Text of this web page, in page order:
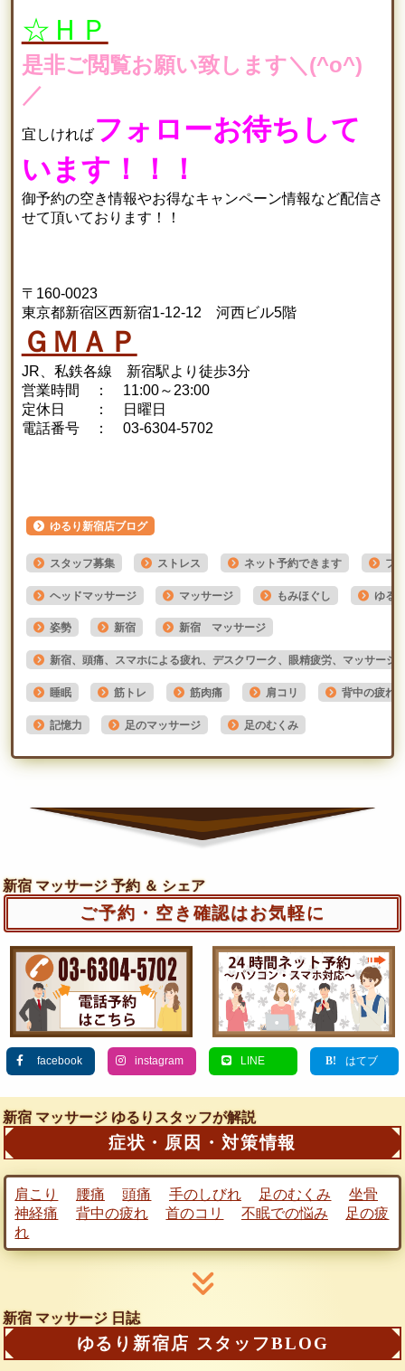
☆ＨＰ
是非ご閲覧お願い致します＼(^o^)
／
宜しければフォローお待ちして
います！！！
御予約の空き情報やお得なキャンペーン情報など配信さ
せて頂いております！！
〒160-0023
東京都新宿区西新宿1-12-12 河西ビル5階
ＧＭＡＰ
JR、私鉄各線 新宿駅より徒歩3分
営業時間 ： 11:00～23:00
定休日 ： 日曜日
電話番号 ： 03-6304-5702
ゆるり新宿店ブログ
スタッフ募集 ストレス ネット予約できます フ
ヘッドマッサージ マッサージ もみほぐし ゆる
姿勢 新宿 新宿 マッサージ
新宿、頭痛、スマホによる疲れ、デスクワーク、眼精疲労、マッサー
睡眠 筋トレ 筋肉痛 肩コリ 背中の疲れ
記憶力 足のマッサージ 足のむくみ
新宿 マッサージ 予約 ＆ シェア
ご予約・空き確認はお気軽に
facebook instagram LINE はてブ
新宿 マッサージ ゆるりスタッフが解説
症状・原因・対策情報
肩こり 腰痛 頭痛 手のしびれ 足のむくみ
坐骨
神経痛
背中の疲れ 首のコリ 不眠での悩み
足の疲
れ
新宿 マッサージ 日誌
ゆるり新宿店 スタッフBLOG